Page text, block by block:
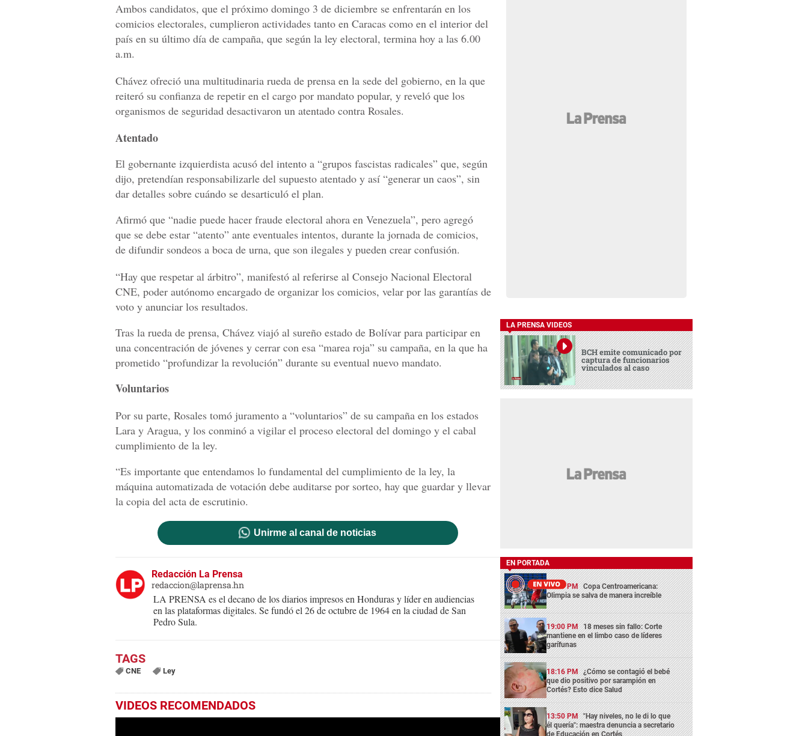
Ambos candidatos, que el próximo domingo 3 de diciembre se enfrentarán en los
comicios electorales, cumplieron actividades tanto en Caracas como en el interior del
país en su último día de campaña, que según la ley electoral, termina hoy a las 6.00
a.m.
Chávez ofreció una multitudinaria rueda de prensa en la sede del gobierno, en la que
reiteró su confianza de repetir en el cargo por mandato popular, y reveló que los
organismos de seguridad desactivaron un atentado contra Rosales.
Atentado
El gobernante izquierdista acusó del intento a “grupos fascistas radicales” que, según
dijo, pretendían responsabilizarle del supuesto atentado y así “generar un caos”, sin
dar detalles sobre cuándo se desarticuló el plan.
Afirmó que “nadie puede hacer fraude electoral ahora en Venezuela”, pero agregó
que se debe estar “atento” ante eventuales intentos, durante la jornada de comicios,
de difundir sondeos a boca de urna, que son ilegales y pueden crear confusión.
“Hay que respetar al árbitro”, manifestó al referirse al Consejo Nacional Electoral
CNE, poder autónomo encargado de organizar los comicios, velar por las garantías de
voto y anunciar los resultados.
Tras la rueda de prensa, Chávez viajó al sureño estado de Bolívar para participar en
una concentración de jóvenes y cerrar con esa “marea roja” su campaña, en la que ha
prometido “profundizar la revolución” durante su eventual nuevo mandato.
Voluntarios
Por su parte, Rosales tomó juramento a “voluntarios” de su campaña en los estados
Lara y Aragua, y los conminó a vigilar el proceso electoral del domingo y el cabal
cumplimiento de la ley.
“Es importante que entendamos lo fundamental del cumplimiento de la ley, la
máquina automatizada de votación debe auditarse por sorteo, hay que guardar y llevar
la copia del acta de escrutinio.
Unirme al canal de noticias
Redacción La Prensa
redaccion@laprensa.hn
LA PRENSA es el decano de los diarios impresos en Honduras y líder en audiencias
en las plataformas digitales. Se fundó el 26 de octubre de 1964 en la ciudad de San
Pedro Sula.
CNE Ley
VIDEOS RECOMENDADOS
LA PRENSA VIDEOS
BCH emite comunicado por
captura de funcionarios
vinculados al caso
EN PORTADA
13:29 PM Copa Centroamericana:
Olimpia se salva de manera increíble
19:00 PM 18 meses sin fallo: Corte
mantiene en el limbo caso de líderes
garífunas
18:16 PM ¿Cómo se contagió el bebé
que dio positivo por sarampión en
Cortés? Esto dice Salud
13:50 PM "Hay niveles, no le di lo que
él quería": maestra denuncia a secretario
de Educación en Cortés